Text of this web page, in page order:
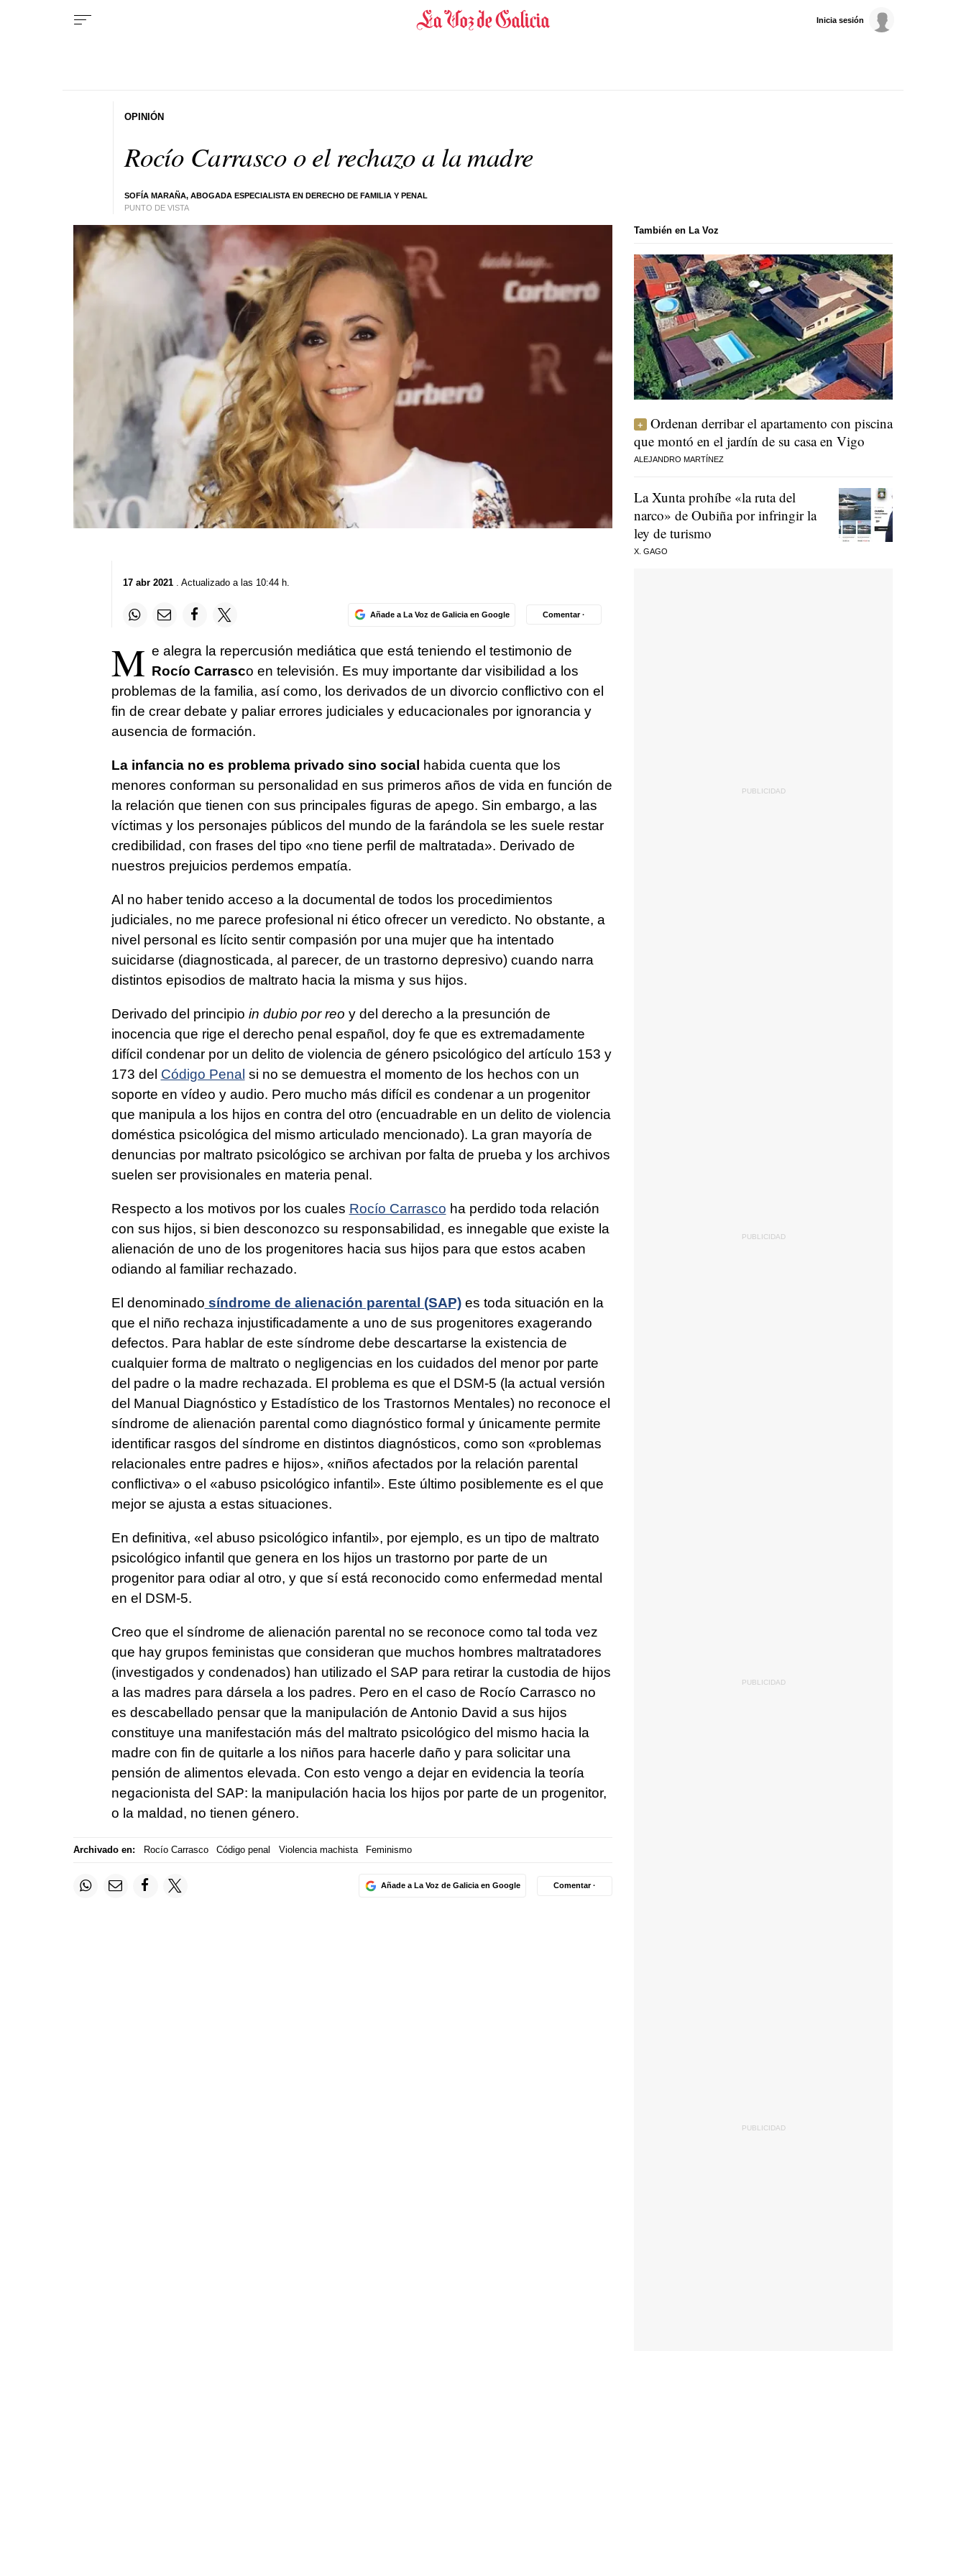
Inicia sesión
Rocío Carrasco o el rechazo a la madre
SOFÍA MARAÑA, ABOGADA ESPECIALISTA EN DERECHO DE FAMILIA Y PENAL
PUNTO DE VISTA
OPINIÓN
17 abr 2021. Actualizado a las 10:44 h.
Añade a La Voz de Galicia en Google Comentar ·
M e alegra la repercusión mediática que está teniendo el testimonio de
Rocío Carrasco en televisión. Es muy importante dar visibilidad a los
problemas de la familia, así como, los derivados de un divorcio conflictivo con el
fin de crear debate y paliar errores judiciales y educacionales por ignorancia y
ausencia de formación.
La infancia no es problema privado sino social habida cuenta que los
menores conforman su personalidad en sus primeros años de vida en función de
la relación que tienen con sus principales figuras de apego. Sin embargo, a las
víctimas y los personajes públicos del mundo de la farándola se les suele restar
credibilidad, con frases del tipo «no tiene perfil de maltratada». Derivado de
nuestros prejuicios perdemos empatía.
Al no haber tenido acceso a la documental de todos los procedimientos
judiciales, no me parece profesional ni ético ofrecer un veredicto. No obstante, a
nivel personal es lícito sentir compasión por una mujer que ha intentado
suicidarse (diagnosticada, al parecer, de un trastorno depresivo) cuando narra
distintos episodios de maltrato hacia la misma y sus hijos.
Derivado del principio in dubio por reo y del derecho a la presunción de
inocencia que rige el derecho penal español, doy fe que es extremadamente
difícil condenar por un delito de violencia de género psicológico del artículo 153 y
173 del Código Penal si no se demuestra el momento de los hechos con un
soporte en vídeo y audio. Pero mucho más difícil es condenar a un progenitor
que manipula a los hijos en contra del otro (encuadrable en un delito de violencia
doméstica psicológica del mismo articulado mencionado). La gran mayoría de
denuncias por maltrato psicológico se archivan por falta de prueba y los archivos
suelen ser provisionales en materia penal.
Respecto a los motivos por los cuales Rocío Carrasco ha perdido toda relación
con sus hijos, si bien desconozco su responsabilidad, es innegable que existe la
alienación de uno de los progenitores hacia sus hijos para que estos acaben
odiando al familiar rechazado.
El denominado síndrome de alienación parental (SAP)es toda situación en la
que el niño rechaza injustificadamente a uno de sus progenitores exagerando
defectos. Para hablar de este síndrome debe descartarse la existencia de
cualquier forma de maltrato o negligencias en los cuidados del menor por parte
del padre o la madre rechazada. El problema es que el DSM-5 (la actual versión
del Manual Diagnóstico y Estadístico de los Trastornos Mentales) no reconoce el
síndrome de alienación parental como diagnóstico formal y únicamente permite
identificar rasgos del síndrome en distintos diagnósticos, como son «problemas
relacionales entre padres e hijos», «niños afectados por la relación parental
conflictiva» o el «abuso psicológico infantil». Este último posiblemente es el que
mejor se ajusta a estas situaciones.
En definitiva, «el abuso psicológico infantil», por ejemplo, es un tipo de maltrato
psicológico infantil que genera en los hijos un trastorno por parte de un
progenitor para odiar al otro, y que sí está reconocido como enfermedad mental
en el DSM-5.
Creo que el síndrome de alienación parental no se reconoce como tal toda vez
que hay grupos feministas que consideran que muchos hombres maltratadores
(investigados y condenados) han utilizado el SAP para retirar la custodia de hijos
a las madres para dársela a los padres. Pero en el caso de Rocío Carrasco no
es descabellado pensar que la manipulación de Antonio David a sus hijos
constituye una manifestación más del maltrato psicológico del mismo hacia la
madre con fin de quitarle a los niños para hacerle daño y para solicitar una
pensión de alimentos elevada. Con esto vengo a dejar en evidencia la teoría
negacionista del SAP: la manipulación hacia los hijos por parte de un progenitor,
o la maldad, no tienen género.
Archivado en: Rocío Carrasco Código penal Violencia machista Feminismo
Añade a La Voz de Galicia en Google Comentar ·
También en La Voz
Ordenan derribar el apartamento con piscina
que montó en el jardín de su casa en Vigo
ALEJANDRO MARTÍNEZ
La Xunta prohíbe «la ruta del
narco» de Oubiña por infringir la
ley de turismo
X. GAGO